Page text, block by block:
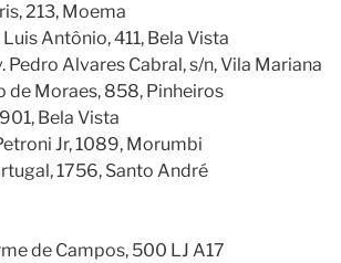
213, Moema
Antônio, 411, Bela Vista
Alvares Cabral, s/n, Vila Mariana
de Moraes, 858, Pinheiros
Bela Vista
Jr, 1089, Morumbi
1756, Santo André
de Campos, 500 LJ A17